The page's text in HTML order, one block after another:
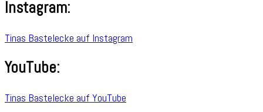
Instagram:
Tinas Bastelecke auf Instagram
YouTube:
Tinas Bastelecke auf YouTube